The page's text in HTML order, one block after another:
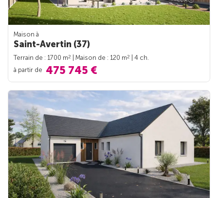
Maison à
Saint-Avertin (37)
Terrain de : 1700 m2 | Maison de : 120 m2
| 4 ch.
à partir de 475 745 €